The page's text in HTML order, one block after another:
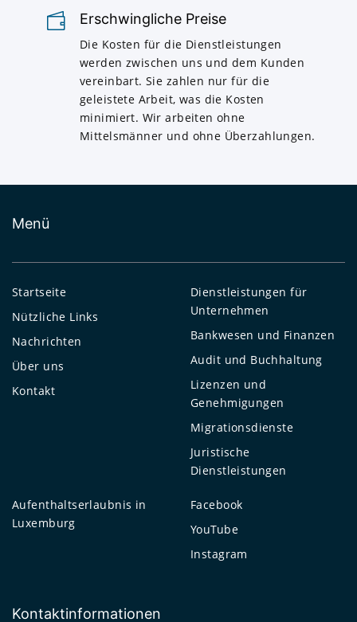
Erschwingliche Preise
Die Kosten für die Dienstleistungen
werden zwischen uns und dem Kunden
vereinbart. Sie zahlen nur für die
geleistete Arbeit, was die Kosten
minimiert. Wir arbeiten ohne
Mittelsmänner und ohne Überzahlungen.
Menü
Startseite
Nützliche Links
Nachrichten
Über uns
Kontakt
Dienstleistungen für
Unternehmen
Bankwesen und Finanzen
Audit und Buchhaltung
Lizenzen und
Genehmigungen
Migrationsdienste
Juristische
Dienstleistungen
Aufenthaltserlaubnis in
Luxemburg
Facebook
YouTube
Instagram
Kontaktinformationen